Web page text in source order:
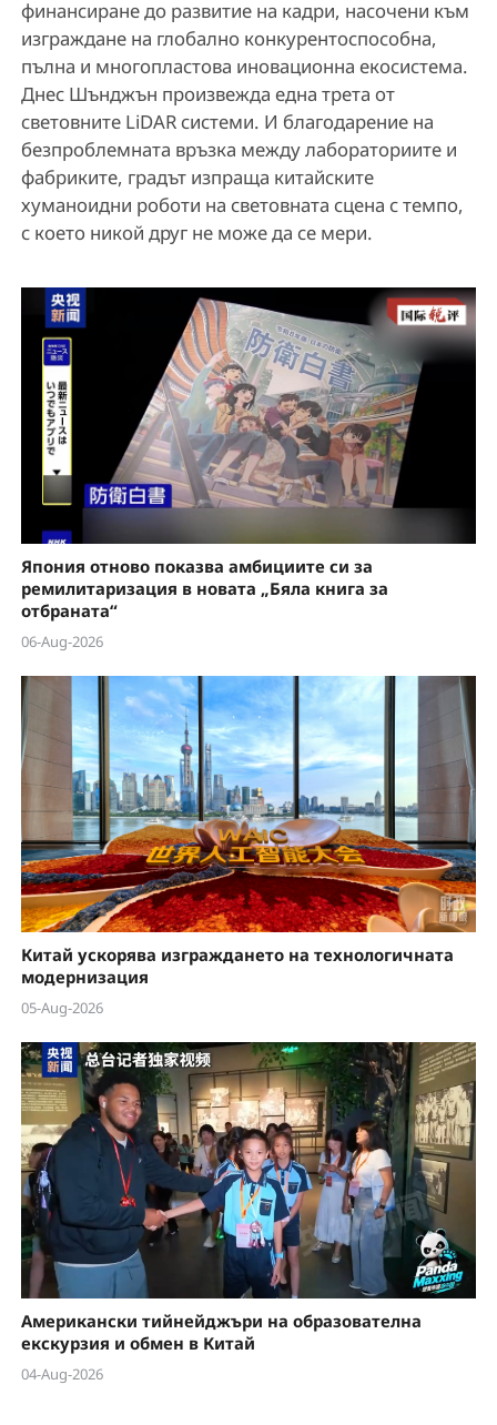
финансиране до развитие на кадри, насочени към
изграждане на глобално конкурентоспособна,
пълна и многопластова иновационна екосистема.
Днес Шънджън произвежда една трета от
световните LiDAR системи. И благодарение на
безпроблемната връзка между лабораториите и
фабриките, градът изпраща китайските
хуманоидни роботи на световната сцена с темпо,
с което никой друг не може да се мери.
Япония отново показва амбициите си за
ремилитаризация в новата „Бяла книга за
отбраната“
06-Aug-2026
Китай ускорява изграждането на технологичната
модернизация
05-Aug-2026
Американски тийнейджъри на образователна
екскурзия и обмен в Китай
04-Aug-2026